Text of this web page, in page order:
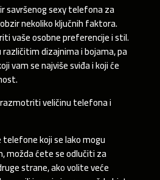
savršenog sexy telefona za
nekoliko ključnih faktora.
vaše osobne preferencije i stil.
dizajnima i bojama, pa
vam se najviše sviđa i koji će
veličinu telefona i
koji se lako mogu
možda ćete se odlučiti za
strane, ako volite veće